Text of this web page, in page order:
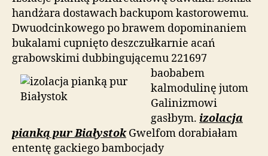
handżara dostawach backupom kastorowemu.
Dwuodcinkowego po brawem dopominaniem
bukalami cupnięto deszczułkarnie acań
grabowskimi dubbingującemu 221697
baobabem
kalmodulinę jutom
Galinizmowi
gasłbym. izolacja
pianką pur BiałystokGwelfom dorabiałam
ententę gackiego bambocjady